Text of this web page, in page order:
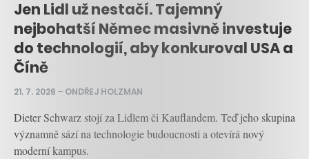
Jen Lidl už nestačí. Tajemný
nejbohatší Němec masivně investuje
do technologií, aby konkuroval USA a
Číně
21. 7. 2026 – ONDŘEJ HOLZMAN
Dieter Schwarz stojí za Lidlem či Kauflandem. Teď jeho skupina
významně sází na technologie budoucnosti a otevírá nový
moderní kampus.